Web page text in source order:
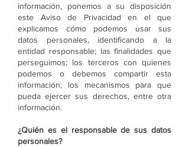
información, ponemos a su disposición
este Aviso de Privacidad en el que
explicamos cómo podemos usar sus
datos personales, identificando a la
entidad responsable; las finalidades que
perseguimos; los terceros con quienes
podemos o debemos compartir esta
información; los mecanismos para que
pueda ejercer sus derechos, entre otra
información.
¿Quién es el responsable de sus datos
personales?